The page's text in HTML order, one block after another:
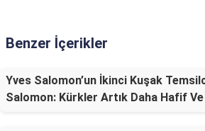
Benzer İçerikler
Yves Salomon’un İkinci Kuşak
Salomon: Kürkler Artık Daha Hafif